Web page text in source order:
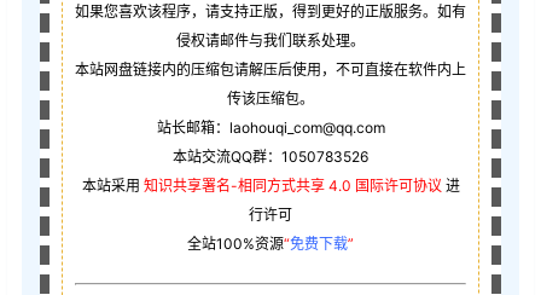
如果您喜欢该程序，请支持正版，得到更好的正版服务。如有
侵权请邮件与我们联系处理。
本站网盘链接内的压缩包请解压后使用，不可直接在软件内上
传该压缩包。
站长邮箱：laohouqi_com@qq.com
本站交流QQ群：1050783526
本站采用 知识共享署名-相同方式共享 4.0 国际许可协议 进
行许可
全站100%资源“免费下载”